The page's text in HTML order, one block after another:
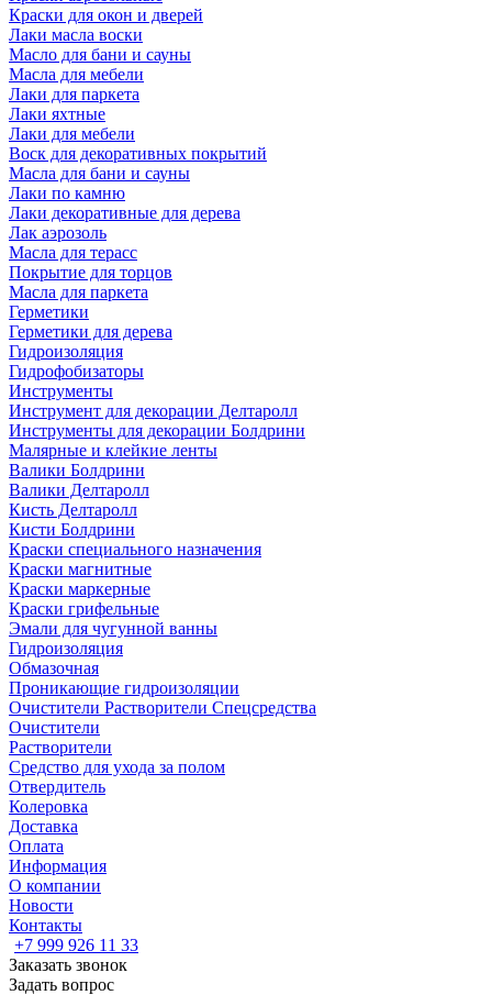
Краски для окон и дверей
Лаки масла воски
Масло для бани и сауны
Масла для мебели
Лаки для паркета
Лаки яхтные
Лаки для мебели
Воск для декоративных покрытий
Масла для бани и сауны
Лаки по камню
Лаки декоративные для дерева
Лак аэрозоль
Масла для терасс
Покрытие для торцов
Масла для паркета
Герметики
Герметики для дерева
Гидроизоляция
Гидрофобизаторы
Инструменты
Инструмент для декорации Делтаролл
Инструменты для декорации Болдрини
Малярные и клейкие ленты
Валики Болдрини
Валики Делтаролл
Кисть Делтаролл
Кисти Болдрини
Краски специального назначения
Краски магнитные
Краски маркерные
Краски грифельные
Эмали для чугунной ванны
Гидроизоляция
Обмазочная
Проникающие гидроизоляции
Очистители Растворители Спецсредства
Очистители
Растворители
Средство для ухода за полом
Отвердитель
Колеровка
Доставка
Оплата
Информация
О компании
Новости
Контакты
+7 999 926 11 33
Заказать звонок
Задать вопрос